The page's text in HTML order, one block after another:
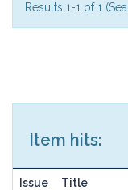
Results 1-1 of 1
Item hits:
Issue
Title